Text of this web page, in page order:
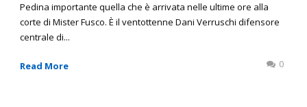
Pedina importante quella che è arrivata nelle ultime ore alla
corte di Mister Fusco. È il ventottenne Dani Verruschi difensore
centrale di...
Read More 0